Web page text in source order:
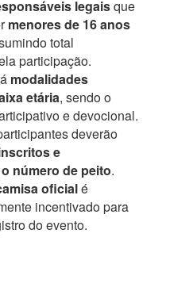
legaisque
menores de 16 anos
total
participação.
modalidades
etária, sendo o
e devocional.
deverão
e
número de peito.
oficialé
incentivado para
do evento.